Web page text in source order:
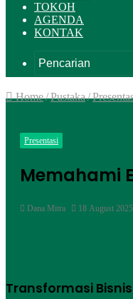
TOKOH
AGENDA
KONTAK
Home/Pustaka/
Presentasi
Memahami
Dana Mitra 18 August 2025
Transformasi